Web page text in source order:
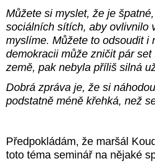
Můžete si myslet, že je
sociálních sítích, aby ovlivnilo
myslíme. Můžete to odsoudit i
demokracii může zničit pár
země, pak nebyla příliš silná
Dobrá zpráva je, že si
podstatně méně křehká, než
Předpokládám, že maršál
toto téma seminář na nějaké